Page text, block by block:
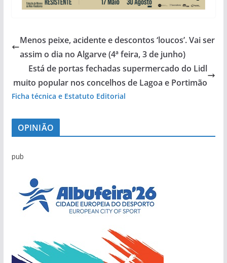
Menos peixe, acidente e descontos ‘loucos’. Vai ser
assim o dia no Algarve (4ª feira, 3 de junho)
Está de portas fechadas supermercado do Lidl
muito popular nos concelhos de Lagoa e Portimão
Ficha técnica e Estatuto Editorial
OPINIÃO
pub